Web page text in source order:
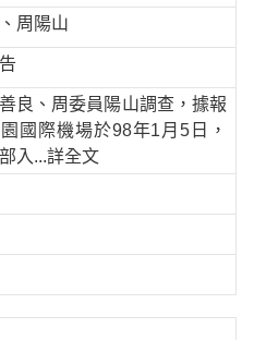
周陽山
良、周委員陽山調查，據報
國際機場於98年1月5日，
入 ...詳全文